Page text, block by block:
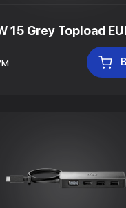
15 Grey Topload